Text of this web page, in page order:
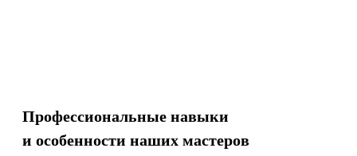
Профессиональные навыки
и особенности наших мастеров